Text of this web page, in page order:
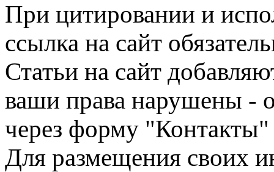
При цитировании и
ссылка на сайт
Статьи на сайт
ваши права нарушены -
через форму "Контакты"
Для размещения своих